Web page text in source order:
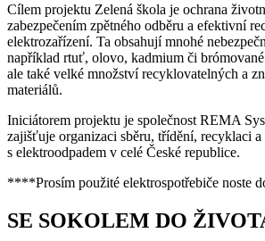
Cílem projektu Zelená škola je ochrana
zabezpečením zpětného odběru a efektivní
elektrozařízení. Ta obsahují mnohé
například rtuť, olovo, kadmium či
ale také velké množství recyklovatelných a
materiálů.
Iniciátorem projektu je společnost REMA
zajišťuje organizaci sběru, třídění, recyklaci a
s elektroodpadem v celé České republice.
****Prosím použité elektrospotřebiče noste
SE SOKOLEM DO